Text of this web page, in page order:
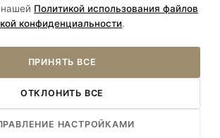
SULTAN HOTEL. ALL RIGHTS RESERVED.
нашей Политикой использования файлов
конфиденциальности.
ПРИНЯТЬ ВСЕ
ОТКЛОНИТЬ ВСЕ
НАСТРОЙКАМИ